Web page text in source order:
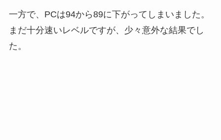
一方で、PCは94から89に下がってしまいました。
まだ十分速いレベルですが、少々意外な結果でし
た。